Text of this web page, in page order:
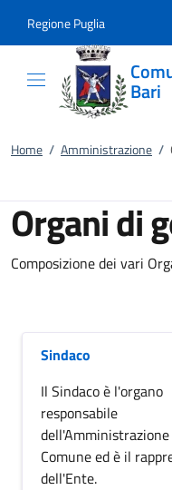
Regione Puglia
Bari
Home / Amministrazione /
Organi di
Composizione dei vari
Sindaco
Il Sindaco è l'organo
responsabile
dell'Amministrazione
Comune ed è il
dell'Ente.